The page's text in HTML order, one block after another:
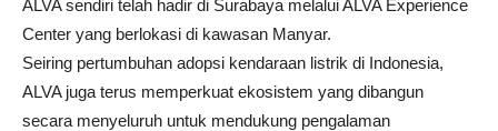
ALVA sendiri telah hadir di Surabaya melalui ALVA Experience
Center yang berlokasi di kawasan Manyar.
Seiring pertumbuhan adopsi kendaraan listrik di Indonesia,
ALVA juga terus memperkuat ekosistem yang dibangun
secara menyeluruh untuk mendukung pengalaman